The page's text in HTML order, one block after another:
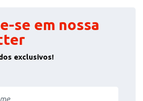
se em nossa
exclusivos!